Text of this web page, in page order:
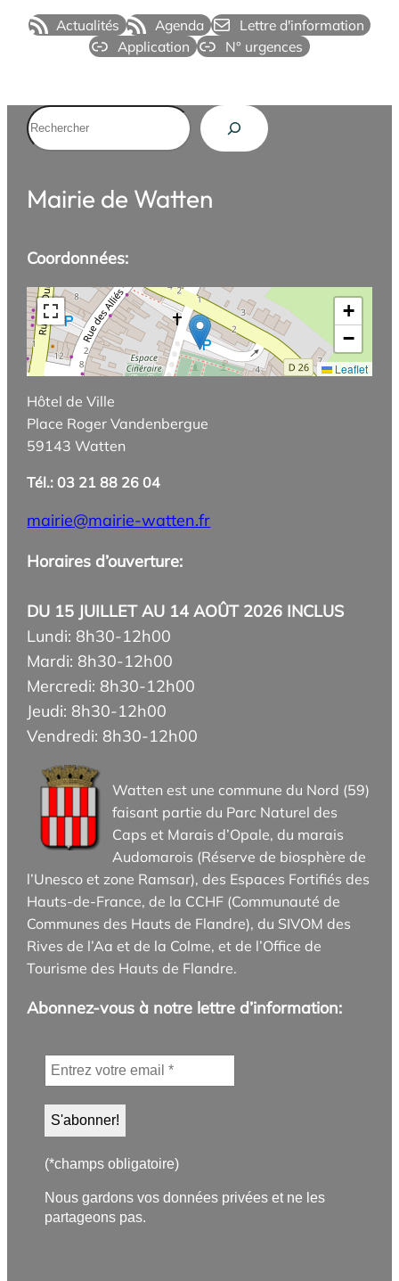
Actualités Agenda
Lettre d'information
Application
N° urgences
Rechercher
Mairie de Watten
Coordonnées:
+
−
Leaflet
Hôtel de Ville
Place Roger Vandenbergue
59143 Watten
Tél.: 03 21 88 26 04
mairie@mairie-watten.fr
Horaires d’ouverture:
DU 15 JUILLET AU 14 AOÛT 2026 INCLUS
Lundi: 8h30-12h00
Mardi: 8h30-12h00
Mercredi: 8h30-12h00
Jeudi: 8h30-12h00
Vendredi: 8h30-12h00
Watten est une commune du Nord (59)
faisant partie du Parc Naturel des
Caps et Marais d’Opale, du marais
Audomarois (Réserve de biosphère de
l’Unesco et zone Ramsar), des Espaces Fortifiés des
Hauts-de-France, de la CCHF (Communauté de
Communes des Hauts de Flandre), du SIVOM des
Rives de l’Aa et de la Colme, et de l’Office de
Tourisme des Hauts de Flandre.
Abonnez-vous à notre lettre d’information:
(*champs obligatoire)
Nous gardons vos données privées et ne les
partageons pas.